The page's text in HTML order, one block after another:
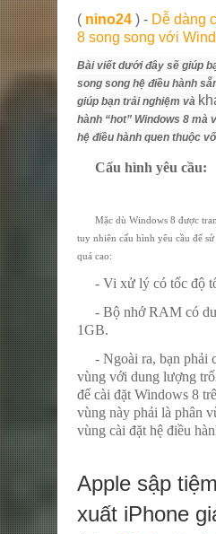
( nino24 ) - Dễ dàng
8 song song với
Bài viết dưới đây sẽ giúp
song song hệ điều hành
giúp bạn trải nghiệm và
hành “hot” Windows 8 mà
hệ điều hành quen thuộc
Cấu hình yêu cầu:
Mặc dù Windows 8 được
tuy nhiên cấu hình yêu cầu để
quá cao:
- Vi xử lý có tốc độ
- Bộ nhớ RAM có
1GB.
- Ngoài ra, bạn phải
vùng với dung lượng
để cài đặt Windows 8
vùng này phải là phân
vùng cài đặt hệ điều
Apple sập
xuất iPhone